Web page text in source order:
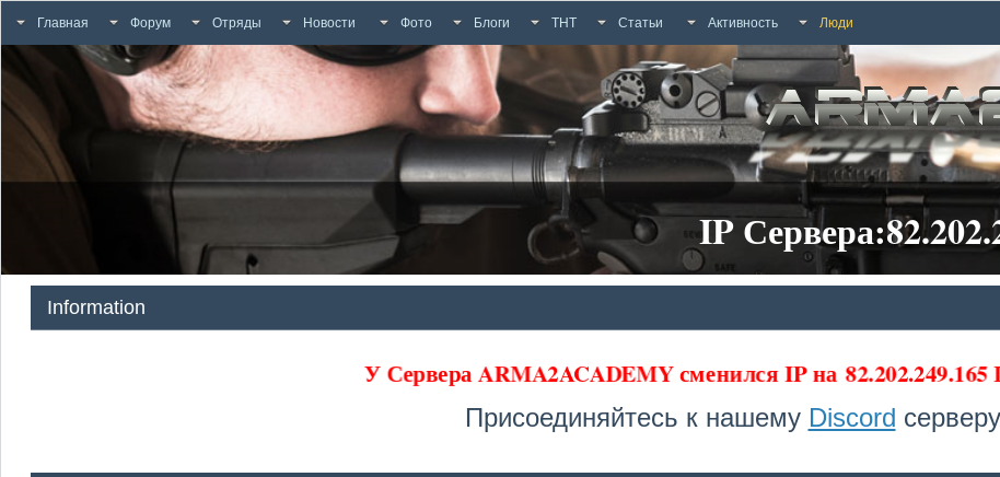
Главная Форум Отряды Новости Фото Блоги ТНТ Статьи Активность Люди
IP
Information
У Сервера ARMA2ACADEMY сменился IP на
Присоединяйтесь к нашему Discord